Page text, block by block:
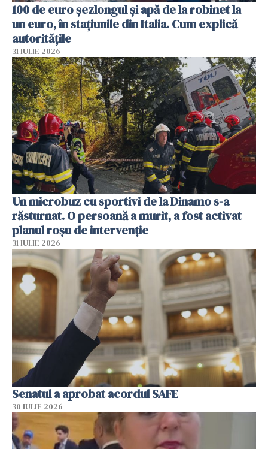
100 de euro șezlongul și apă de la robinet la
un euro, în stațiunile din Italia. Cum explică
autoritățile
31 IULIE 2026
Un microbuz cu sportivi de la Dinamo s-a
răsturnat. O persoană a murit, a fost activat
planul roșu de intervenție
31 IULIE 2026
Senatul a aprobat acordul SAFE
30 IULIE 2026